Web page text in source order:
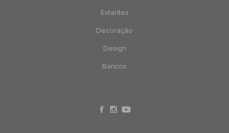
Estantes
Decoração
Design
Bancos